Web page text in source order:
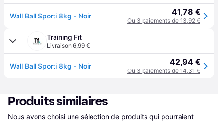
Wall Ball Sporti 8kg - Noir 41,78 €
Ou 3 paiements de 13,92 €
Training Fit
Livraison 6,99 €
Wall Ball Sporti 8kg - Noir 42,94 €
Ou 3 paiements de 14,31 €
Produits similaires
Nous avons choisi une sélection de produits qui pourraient